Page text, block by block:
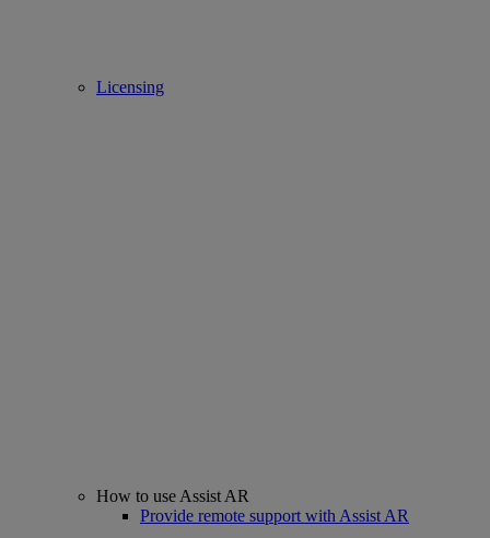
Licensing
How to use Assist AR
Provide remote support with Assist AR